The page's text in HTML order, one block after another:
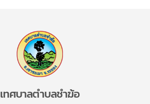
เทศบาลตำบลชำฆ้อ